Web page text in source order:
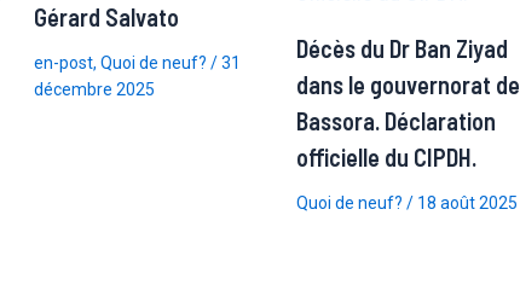
Gérard Salvato
en-post,Quoi de neuf? /31
décembre 2025
Décès du Dr Ban Ziyad
dans le gouvernorat de
Bassora. Déclaration
officielle du CIPDH.
Quoi de neuf? / 18 août 2025